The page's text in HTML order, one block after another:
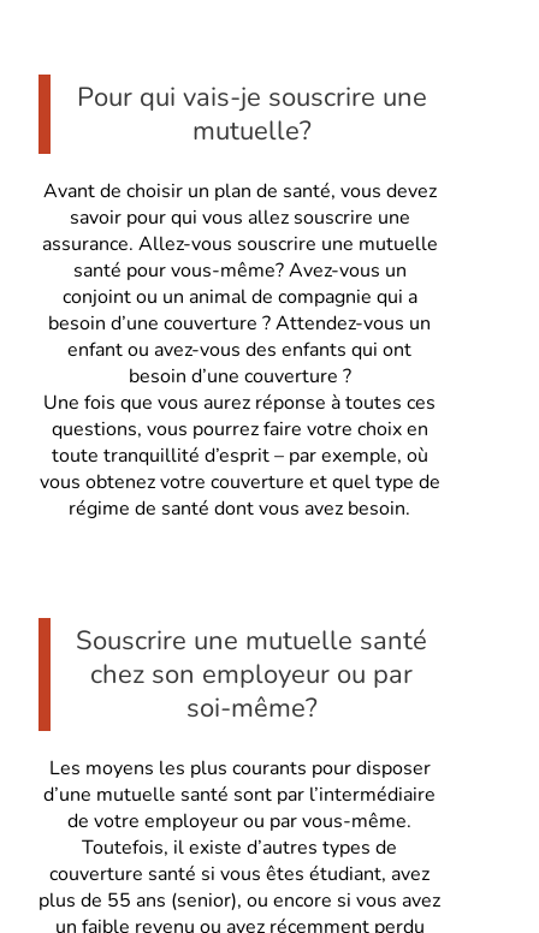
Pour qui vais-je souscrire une
mutuelle?
Avant de choisir un plan de santé, vous devez
savoir pour qui vous allez souscrire une
assurance. Allez-vous souscrire une mutuelle
santé pour vous-même? Avez-vous un
conjoint ou un animal de compagnie qui a
besoin d’une couverture ? Attendez-vous un
enfant ou avez-vous des enfants qui ont
besoin d’une couverture ?
Une fois que vous aurez réponse à toutes ces
questions, vous pourrez faire votre choix en
toute tranquillité d’esprit – par exemple, où
vous obtenez votre couverture et quel type de
régime de santé dont vous avez besoin.
Souscrire une mutuelle santé
chez son employeur ou par
soi-même?
Les moyens les plus courants pour disposer
d’une mutuelle santé sont par l’intermédiaire
de votre employeur ou par vous-même.
Toutefois, il existe d’autres types de
couverture santé si vous êtes étudiant, avez
plus de 55 ans (senior), ou encore si vous avez
un faible revenu ou avez récemment perdu